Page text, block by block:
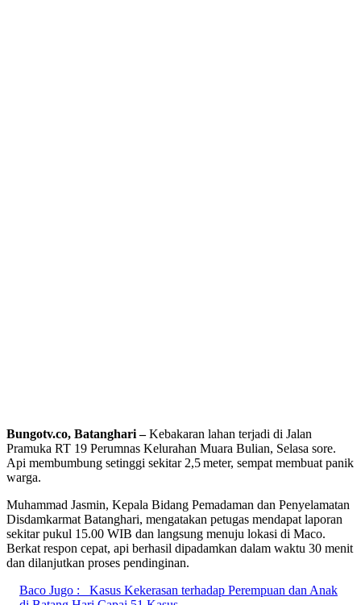
Bungotv.co, Batanghari –Kebakaran lahan terjadi di Jalan
Pramuka RT 19 Perumnas Kelurahan Muara Bulian, Selasa sore.
Api membumbung setinggi sekitar 2,5 meter, sempat membuat panik
warga.
Muhammad Jasmin, Kepala Bidang Pemadaman dan Penyelamatan
Disdamkarmat Batanghari, mengatakan petugas mendapat laporan
sekitar pukul 15.00 WIB dan langsung menuju lokasi di Maco.
Berkat respon cepat, api berhasil dipadamkan dalam waktu 30 menit
dan dilanjutkan proses pendinginan.
Baco Jugo :
Kasus Kekerasan terhadap Perempuan dan Anak